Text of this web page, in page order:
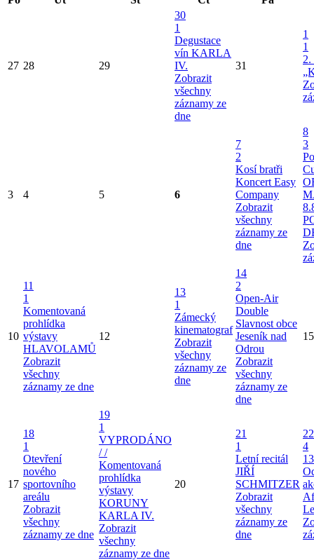
27 28 29
30
1
Degustace
vín KARLA
IV.
Zobrazit
všechny
záznamy ze
dne
31
1
1
2.
3 4 5 6
7
2
Kosí bratři
Koncert Easy
Company
Zobrazit
všechny
záznamy ze
dne
8
3
10
11
1
Komentovaná
prohlídka
výstavy
HLAVOLAMŮ
Zobrazit
všechny
záznamy ze dne
12
13
1
Zámecký
kinematograf
Zobrazit
všechny
záznamy ze
dne
14
2
Open-Air
Double
Slavnost obce
Jeseník nad
Odrou
Zobrazit
všechny
záznamy ze
dne
15
17
18
1
Otevření
nového
sportovního
areálu
Zobrazit
všechny
záznamy ze dne
19
1
VYPRODÁNO
/ /
Komentovaná
prohlídka
výstavy
KORUNY
KARLA IV.
Zobrazit
všechny
záznamy ze dne
20
21
1
Letní recitál
JIŘÍ
SCHMITZER
Zobrazit
všechny
záznamy ze
dne
22
4